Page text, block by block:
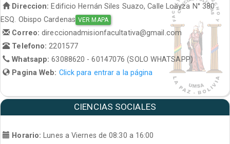
Direccion: Edificio Hernán Siles Suazo, Calle Loayza N° 380
ESQ. Obispo Cardenas VER MAPA
Correo:direccionadmisionfacultativa@gmail.com
Telefono: 2201577
Whatsapp:63088620 - 60147076 (SOLO WHATSAPP)
Pagina Web: Click para entrar a la página
CIENCIAS SOCIALES
Horario:
Lunes a Viernes de 08:30 a 16:00